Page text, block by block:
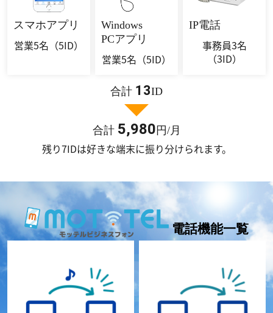
スマホアプリ
営業5名 （5ID）
Windows
PCアプリ
営業5名 （5ID）
IP電話
事務員3名
（3ID）
合計 13ID
合計 5,980 円/月
残り7IDは好きな端末に振り分けられます。
電話機能一覧